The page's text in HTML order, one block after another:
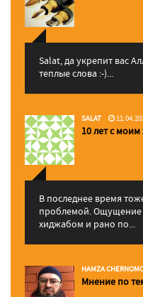
Salat, да укрепит вас
теплые слова :-)...
SALAT
10 лет с
В последнее время
проблемой. Ощущение
хиджабом и рано по...
HAMZA
Мнение по